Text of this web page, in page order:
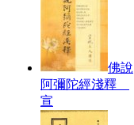
佛說
阿彌陀經淺釋
宣